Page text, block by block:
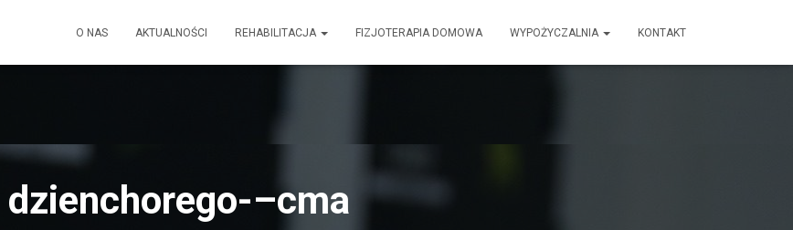
O NAS AKTUALNOŚCI REHABILITACJA FIZJOTERAPIA DOMOWA WYPOŻYCZALNIA KONTAKT
dzienchorego-–cma